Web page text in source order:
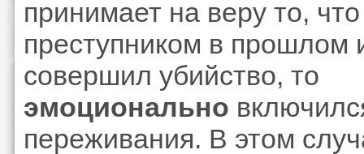
принимает на веру то,
преступником в прошлом
совершил убийство, то
эмоционально
переживания. В этом